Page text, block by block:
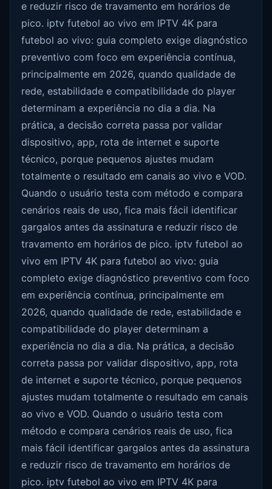
e reduzir risco de travamento em horários de
pico. iptv futebol ao vivo em IPTV 4K para
futebol ao vivo: guia completo exige diagnóstico
preventivo com foco em experiência contínua,
principalmente em 2026, quando qualidade de
rede, estabilidade e compatibilidade do player
determinam a experiência no dia a dia. Na
prática, a decisão correta passa por validar
dispositivo, app, rota de internet e suporte
técnico, porque pequenos ajustes mudam
totalmente o resultado em canais ao vivo e VOD.
Quando o usuário testa com método e compara
cenários reais de uso, fica mais fácil identificar
gargalos antes da assinatura e reduzir risco de
travamento em horários de pico. iptv futebol ao
vivo em IPTV 4K para futebol ao vivo: guia
completo exige diagnóstico preventivo com foco
em experiência contínua, principalmente em
2026, quando qualidade de rede, estabilidade e
compatibilidade do player determinam a
experiência no dia a dia. Na prática, a decisão
correta passa por validar dispositivo, app, rota
de internet e suporte técnico, porque pequenos
ajustes mudam totalmente o resultado em canais
ao vivo e VOD. Quando o usuário testa com
método e compara cenários reais de uso, fica
mais fácil identificar gargalos antes da assinatura
e reduzir risco de travamento em horários de
pico. iptv futebol ao vivo em IPTV 4K para